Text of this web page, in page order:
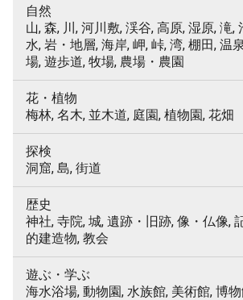
自然
山, 森, 川, 河川敷, 渓谷, 高原, 湿原, 滝,
水, 岩・地層, 海岸, 岬, 峠, 湾, 棚田, 温
場, 遊歩道, 牧場, 農場・農園
花・植物
梅林, 名木, 並木道, 庭園, 植物園, 花畑
探検
洞窟, 島, 街道
歴史
神社, 寺院, 城, 遺跡・旧跡, 像・仏像,
的建造物, 教会
遊ぶ・学ぶ
海水浴場, 動物園, 水族館, 美術館, 博